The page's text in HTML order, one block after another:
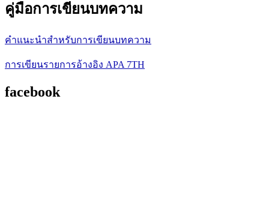
คู่มือการเขียนบทความ
คำแนะนำสำหรับการเขียนบทความ
การเขียนรายการอ้างอิง APA 7TH
facebook